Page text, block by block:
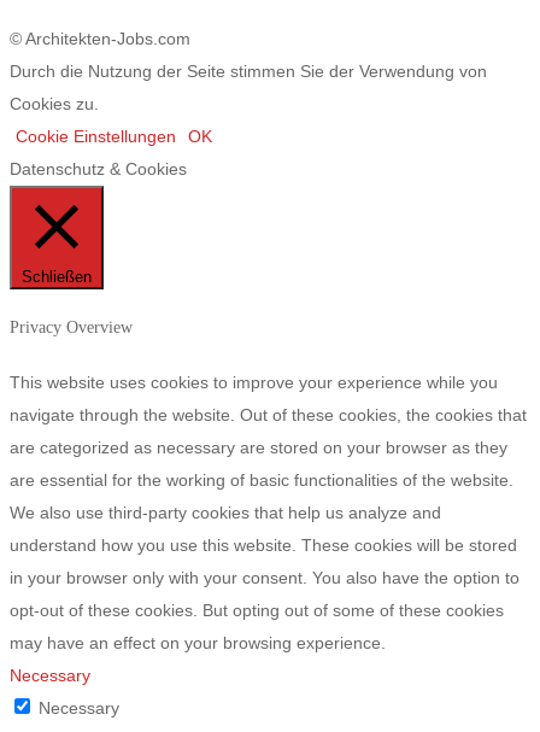
© Architekten-Jobs.com
Durch die Nutzung der Seite stimmen Sie der Verwendung von
Cookies zu.
Cookie Einstellungen
OK
Datenschutz & Cookies
Schließen
Privacy Overview
This website uses cookies to improve your experience while you
navigate through the website. Out of these cookies, the cookies that
are categorized as necessary are stored on your browser as they
are essential for the working of basic functionalities of the website.
We also use third-party cookies that help us analyze and
understand how you use this website. These cookies will be stored
in your browser only with your consent. You also have the option to
opt-out of these cookies. But opting out of some of these cookies
may have an effect on your browsing experience.
Necessary
Necessary